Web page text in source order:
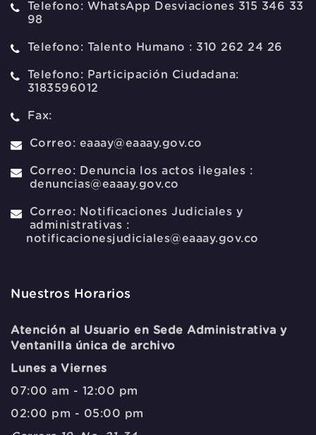
Telefono: WhatsApp Desviaciones 315 346 33
98
Telefono: Talento Humano : 310 262 24 26
Telefono: Participación Ciudadana:
3183596012
Fax:
Correo: eaaay@eaaay.gov.co
Correo: Denuncia los actos ilegales :
denuncias@eaaay.gov.co
Correo: Notificaciones Judiciales y
administrativas :
notificacionesjudiciales@eaaay.gov.co
Nuestros Horarios
Atención al Usuario en Sede Administrativa y
Ventanilla única de archivo
Lunes a Viernes
07:00 am - 12:00 pm
02:00 pm - 05:00 pm